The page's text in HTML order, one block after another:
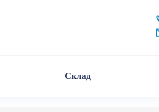
Склад